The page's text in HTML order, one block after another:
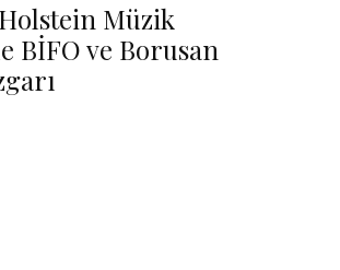
Müzik
BİFO ve Borusan